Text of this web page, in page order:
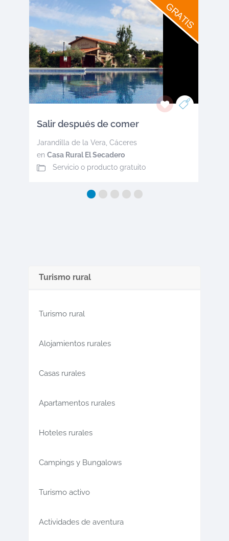
GRATIS
Salir después de comer
Jarandilla de la Vera, Cáceres
en Casa Rural El Secadero
Servicio o producto gratuito
Turismo rural
Turismo rural
Alojamientos rurales
Casas rurales
Apartamentos rurales
Hoteles rurales
Campings y Bungalows
Turismo activo
Actividades de aventura